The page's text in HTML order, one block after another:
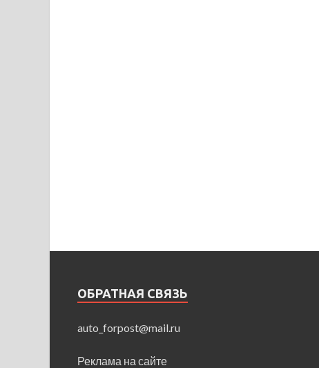
ОБРАТНАЯ СВЯЗЬ
auto_forpost@mail.ru
Реклама на сайте